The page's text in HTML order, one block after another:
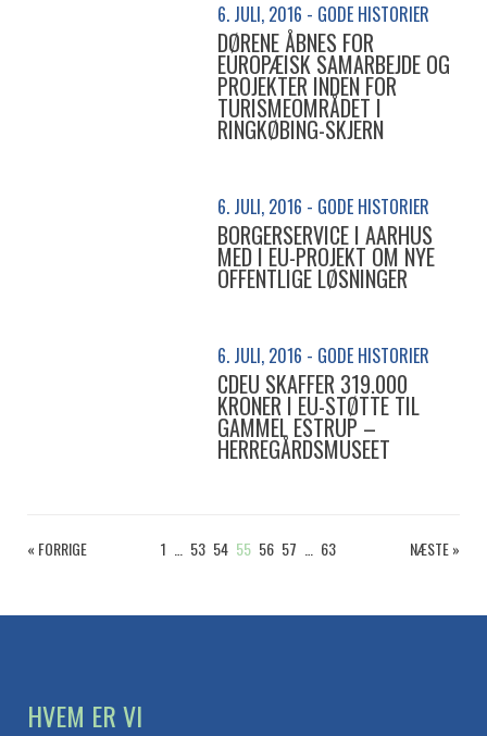
6. JULI, 2016 - GODE HISTORIER
DØRENE ÅBNES FOR
EUROPÆISK SAMARBEJDE OG
PROJEKTER INDEN FOR
TURISMEOMRÅDET I
RINGKØBING-SKJERN
6. JULI, 2016 - GODE HISTORIER
BORGERSERVICE I AARHUS
MED I EU-PROJEKT OM NYE
OFFENTLIGE LØSNINGER
6. JULI, 2016 - GODE HISTORIER
CDEU SKAFFER 319.000
KRONER I EU-STØTTE TIL
GAMMEL ESTRUP –
HERREGÅRDSMUSEET
« FORRIGE 1 53 54 55 56 57 63 NÆSTE »
HVEM ER VI